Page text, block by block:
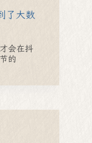
了大数
会在抖
的